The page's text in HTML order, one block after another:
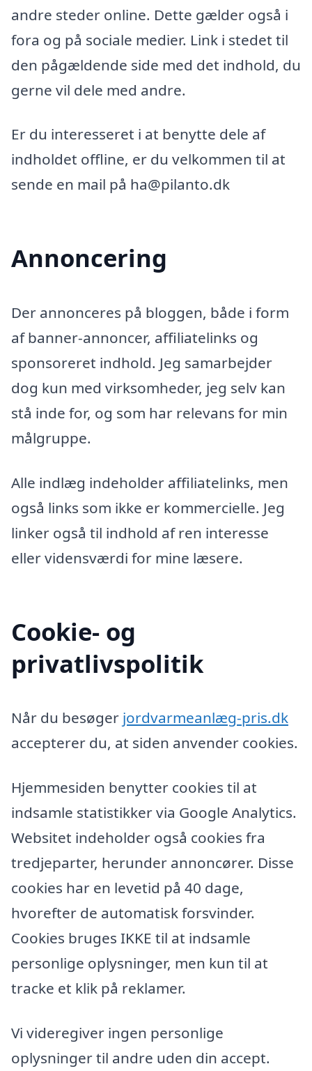
andre steder online. Dette gælder også i
fora og på sociale medier. Link i stedet til
den pågældende side med det indhold, du
gerne vil dele med andre.
Er du interesseret i at benytte dele af
indholdet offline, er du velkommen til at
sende en mail på ha@pilanto.dk
Annoncering
Der annonceres på bloggen, både i form
af banner-annoncer, affiliatelinks og
sponsoreret indhold. Jeg samarbejder
dog kun med virksomheder, jeg selv kan
stå inde for, og som har relevans for min
målgruppe.
Alle indlæg indeholder affiliatelinks, men
også links som ikke er kommercielle. Jeg
linker også til indhold af ren interesse
eller vidensværdi for mine læsere.
Cookie- og
privatlivspolitik
Når du besøger jordvarmeanlæg-pris.dk
accepterer du, at siden anvender cookies.
Hjemmesiden benytter cookies til at
indsamle statistikker via Google Analytics.
Websitet indeholder også cookies fra
tredjeparter, herunder annoncører. Disse
cookies har en levetid på 40 dage,
hvorefter de automatisk forsvinder.
Cookies bruges IKKE til at indsamle
personlige oplysninger, men kun til at
tracke et klik på reklamer.
Vi videregiver ingen personlige
oplysninger til andre uden din accept.